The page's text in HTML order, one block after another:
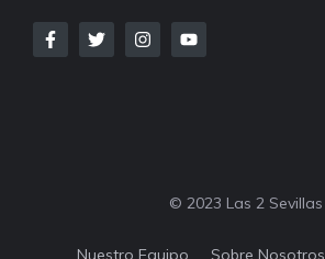
© 2023 Las 2 Sevillas
Nuestro Equipo Sobre Nosotros